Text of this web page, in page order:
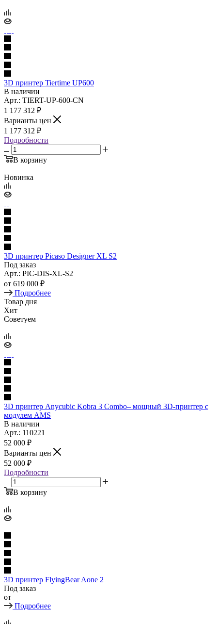
3D принтер Tiertime UP600
В наличии
Арт.: TIERT-UP-600-CN
1 177 312 ₽
Варианты цен
1 177 312 ₽
Подробности
В корзину
Новинка
3D принтер Picaso Designer XL S2
Под заказ
Арт.: PIC-DIS-XL-S2
от 619 000 ₽
Подробнее
Товар дня
Хит
Советуем
3D принтер Anycubic Kobra 3 Combo– мощный 3D-принтер с
модулем AMS
В наличии
Арт.: 110221
52 000 ₽
Варианты цен
52 000 ₽
Подробности
В корзину
3D принтер FlyingBear Aone 2
Под заказ
от
Подробнее